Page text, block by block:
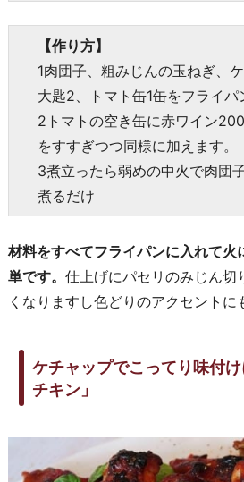
【作り方】
1肉団子、粗みじんの玉ねぎ、
大匙2、トマト缶1缶をフライパ
2トマトの空き缶に赤ワイン
をすすぎつつ同様に加えます。
3煮立ったら弱めの中火で肉団
煮るだけ
材料をすべてフライパンに入れて火
単です。 仕上げにパセリのみじん切
くなりますし色どりのアクセントに
ケチャップでこってり味付
チキン」